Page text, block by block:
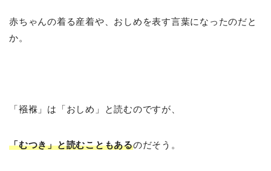
赤ちゃんの着る産着や、おしめを表す言葉になったのだと
か。
「襁褓」は「おしめ」と読むのですが、
「むつき」と読むこともあるのだそう。